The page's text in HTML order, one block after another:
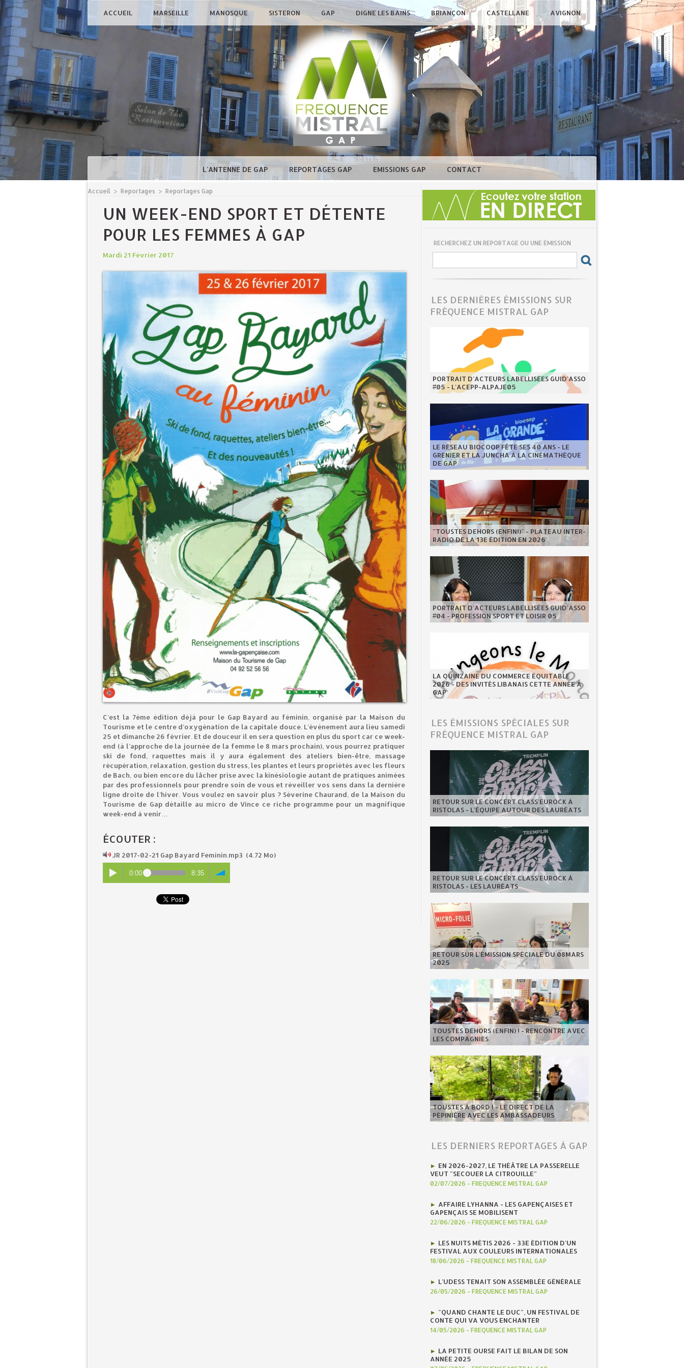
ACCUEIL MARSEILLE MANOSQUE SISTERON GAP DIGNE LES BAINS BRIANÇON CASTELLANE AVIGNON
L'ANTENNE DE GAP REPORTAGES GAP EMISSIONS GAP CONTACT
Accueil > Reportages > Reportages Gap
UN WEEK-END SPORT ET DÉTENTE
POUR LES FEMMES À GAP
Mardi 21 Février 2017
C’est la 7ème édition déjà pour le Gap Bayard au féminin, organisé par la Maison du
Tourisme et le centre d’oxygénation de la capitale douce. L’événement aura lieu samedi
25 et dimanche 26 février. Et de douceur il en sera question en plus du sport car ce week-
end (à l’approche de la journée de la femme le 8 mars prochain), vous pourrez pratiquer
ski de fond, raquettes mais il y aura également des ateliers bien-être, massage
récupération, relaxation, gestion du stress, les plantes et leurs propriétés avec les fleurs
de Bach, ou bien encore du lâcher prise avec la kinésiologie autant de pratiques animées
par des professionnels pour prendre soin de vous et réveiller vos sens dans la dernière
ligne droite de l’hiver. Vous voulez en savoir plus ? Séverine Chaurand, de la Maison du
Tourisme de Gap détaille au micro de Vince ce riche programme pour un magnifique
week-end à venir…
ÉCOUTER :
JR 2017-02-21 Gap Bayard Feminin.mp3 (4.72 Mo)
0:00 8:35
RECHERCHEZ UN REPORTAGE OU UNE ÉMISSION
LES DERNIÈRES ÉMISSIONS SUR
FRÉQUENCE MISTRAL GAP
PORTRAIT D'ACTEURS LABELLISÉES GUID'ASSO
#05 - L'ACEPP-ALPAJE05
LE RÉSEAU BIOCOOP FÊTE SES 40 ANS - LE
GRENIER ET LA JUNCHA À LA CINÉMATHÈQUE
DE GAP
"TOUSTES DEHORS (ENFIN!)" - PLATEAU INTER-
RADIO DE LA 13E ÉDITION EN 2026
PORTRAIT D'ACTEURS LABELLISÉES GUID'ASSO
#04 - PROFESSION SPORT ET LOISIR 05
LA QUINZAINE DU COMMERCE ÉQUITABLE
2026 - DES INVITÉS LIBANAIS CETTE ANNÉE À
GAP
LES ÉMISSIONS SPÉCIALES SUR
FRÉQUENCE MISTRAL GAP
RETOUR SUR LE CONCERT CLASS'EUROCK À
RISTOLAS - L'ÉQUIPE AUTOUR DES LAURÉATS
RETOUR SUR LE CONCERT CLASS'EUROCK À
RISTOLAS - LES LAURÉATS
RETOUR SUR L'ÉMISSION SPÉCIALE DU 08MARS
2025
TOUSTES DEHORS (ENFIN) ! - RENCONTRE AVEC
LES COMPAGNIES
TOUSTES À BORD ! - LE DIRECT DE LA
PÉPINIÈRE AVEC LES AMBASSADEURS
LES DERNIERS REPORTAGES À GAP
EN 2026-2027, LE THÉÂTRE LA PASSERELLE
VEUT "SECOUER LA CITROUILLE"
02/07/2026 - FREQUENCE MISTRAL GAP
AFFAIRE LYHANNA - LES GAPENÇAISES ET
GAPENÇAIS SE MOBILISENT
22/06/2026 - FREQUENCE MISTRAL GAP
LES NUITS MÉTIS 2026 - 33E ÉDITION D'UN
FESTIVAL AUX COULEURS INTERNATIONALES
18/06/2026 - FREQUENCE MISTRAL GAP
L'UDESS TENAIT SON ASSEMBLÉE GÉNÉRALE
26/05/2026 - FREQUENCE MISTRAL GAP
"QUAND CHANTE LE DUC", UN FESTIVAL DE
CONTE QUI VA VOUS ENCHANTER
14/05/2026 - FREQUENCE MISTRAL GAP
LA PETITE OURSE FAIT LE BILAN DE SON
ANNÉE 2025